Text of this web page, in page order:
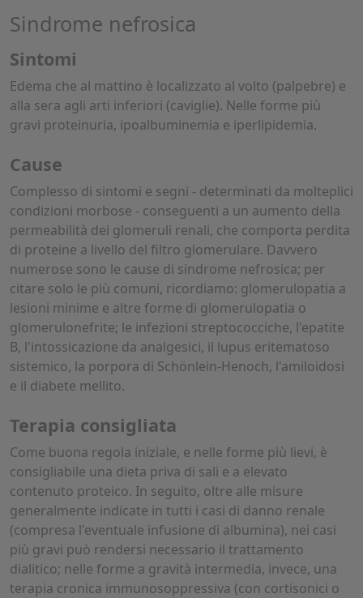
Sindrome nefrosica
Sintomi
Edema che al mattino è localizzato al volto (palpebre) e
alla sera agli arti inferiori (caviglie). Nelle forme più
gravi proteinuria, ipoalbuminemia e iperlipidemia.
Cause
Complesso di sintomi e segni - determinati da molteplici
condizioni morbose - conseguenti a un aumento della
permeabilità dei glomeruli renali, che comporta perdita
di proteine a livello del filtro glomerulare. Davvero
numerose sono le cause di sindrome nefrosica; per
citare solo le più comuni, ricordiamo: glomerulopatia a
lesioni minime e altre forme di glomerulopatia o
glomerulonefrite; le infezioni streptococciche, l'epatite
B, l'intossicazione da analgesici, il lupus eritematoso
sistemico, la porpora di Schönlein-Henoch, l'amiloidosi
e il diabete mellito.
Terapia consigliata
Come buona regola iniziale, e nelle forme più lievi, è
consigliabile una dieta priva di sali e a elevato
contenuto proteico. In seguito, oltre alle misure
generalmente indicate in tutti i casi di danno renale
(compresa l'eventuale infusione di albumina), nei casi
più gravi può rendersi necessario il trattamento
dialitico; nelle forme a gravità intermedia, invece, una
terapia cronica immunosoppressiva (con cortisonici o